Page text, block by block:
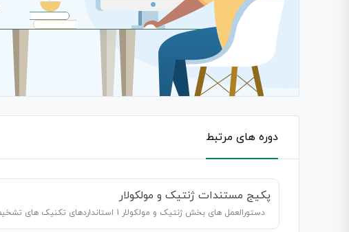
دوره های مرتبط
پکیج مستندات ژنتیک و مولکولار
دستورالعمل های بخش ژنتیک و مولکولار 1 استانداردهای تکنیک های تشخیصی مولکولی 18 دستورالعمل انجام آزمایش JAK2 V617F 35…